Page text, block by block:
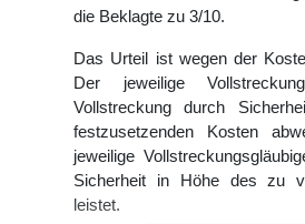
die Beklagte zu 3/10.
Das Urteil ist wegen der
Der jeweilige
Vollstreckung durch
festzusetzenden Kosten
jeweilige
Sicherheit in Höhe des zu
leistet.